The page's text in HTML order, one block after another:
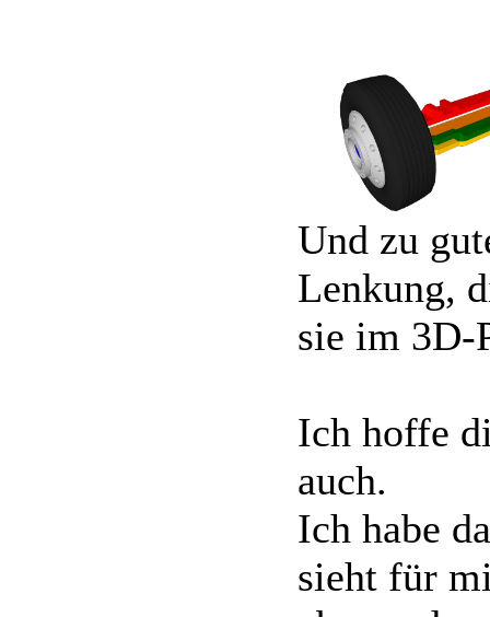
Und zu
Lenkung,
sie im 3D-
Ich hoffe
auch.
Ich habe
sieht für